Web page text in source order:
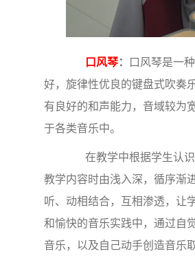
口风琴： 口风琴是一
好，旋律性优良的键盘式吹奏
有良好的和声能力，音域较为
于各类音乐中。
在教学中根据学生认识
教学内容时由浅入深，循序渐
听、动相结合，互相渗透，让
和愉快的音乐实践中，通过自
音乐，以及自己动手创造音乐